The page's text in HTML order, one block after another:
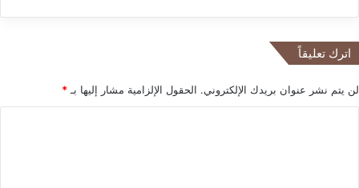
ا
ل
ا
ق
اترك تعليقاً
لن يتم نشر عنوان بريدك الإلكتروني. الحقول الإلزامية مشار إليها بـ*